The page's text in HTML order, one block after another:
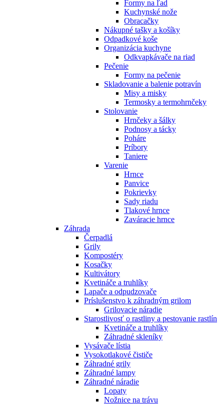
Formy na ľad
Kuchynské nože
Obracačky
Nákupné tašky a košíky
Odpadkové koše
Organizácia kuchyne
Odkvapkávače na riad
Pečenie
Formy na pečenie
Skladovanie a balenie potravín
Misy a misky
Termosky a termohrnčeky
Stolovanie
Hrnčeky a šálky
Podnosy a tácky
Poháre
Príbory
Taniere
Varenie
Hrnce
Panvice
Pokrievky
Sady riadu
Tlakové hrnce
Zaváracie hrnce
Záhrada
Čerpadlá
Grily
Kompostéry
Kosačky
Kultivátory
Kvetináče a truhlíky
Lapače a odpudzovače
Príslušenstvo k záhradným grilom
Grilovacie náradie
Starostlivosť o rastliny a pestovanie rastlín
Kvetináče a truhlíky
Záhradné skleníky
Vysávače lístia
Vysokotlakové čističe
Záhradné grily
Záhradné lampy
Záhradné náradie
Lopaty
Nožnice na trávu